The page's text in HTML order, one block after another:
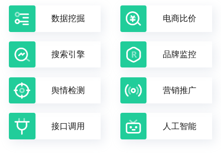
数据挖掘
搜索引擎
舆情检测
接口调用
电商比价
品牌监控
营销推广
人工智能